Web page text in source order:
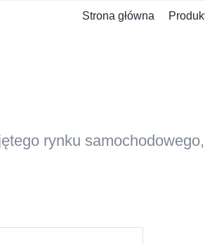
Strona główna
rynku